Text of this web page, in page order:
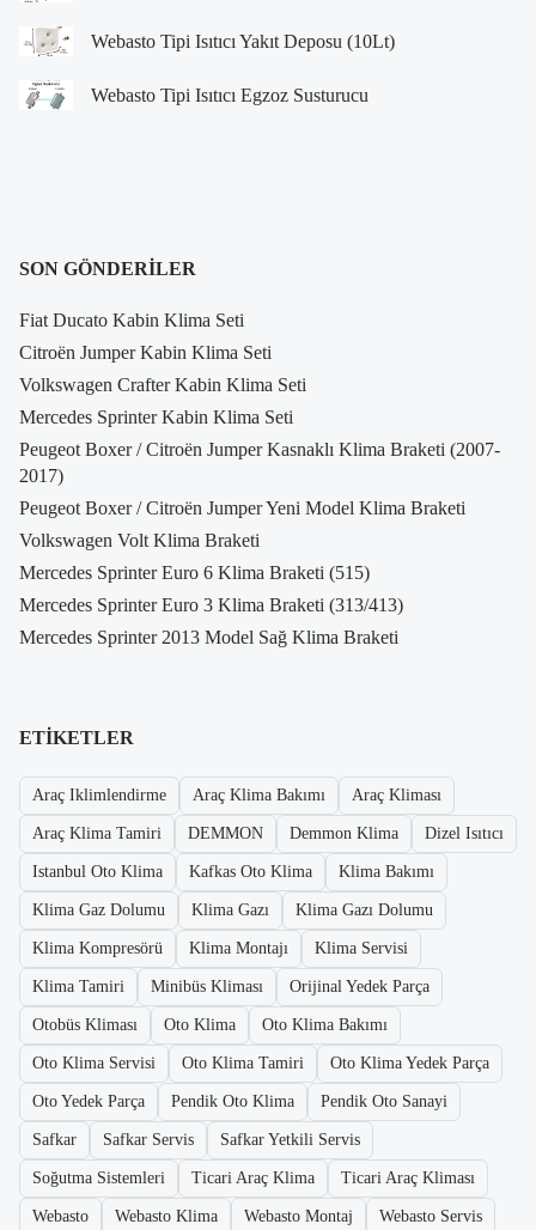
Webasto Tipi Isıtıcı Yakıt Deposu (10Lt)
Webasto Tipi Isıtıcı Egzoz Susturucu
SON GÖNDERILER
Fiat Ducato Kabin Klima Seti
Citroën Jumper Kabin Klima Seti
Volkswagen Crafter Kabin Klima Seti
Mercedes Sprinter Kabin Klima Seti
Peugeot Boxer / Citroën Jumper Kasnaklı Klima Braketi (2007-
2017)
Peugeot Boxer / Citroën Jumper Yeni Model Klima Braketi
Volkswagen Volt Klima Braketi
Mercedes Sprinter Euro 6 Klima Braketi (515)
Mercedes Sprinter Euro 3 Klima Braketi (313/413)
Mercedes Sprinter 2013 Model Sağ Klima Braketi
ETIKETLER
Araç Iklimlendirme Araç Klima Bakımı Araç Kliması
Araç Klima Tamiri DEMMON Demmon Klima Dizel Isıtıcı
Istanbul Oto Klima Kafkas Oto Klima Klima Bakımı
Klima Gaz Dolumu Klima Gazı Klima Gazı Dolumu
Klima Kompresörü Klima Montajı Klima Servisi
Klima Tamiri Minibüs Kliması Orijinal Yedek Parça
Otobüs Kliması Oto Klima Oto Klima Bakımı
Oto Klima Servisi Oto Klima Tamiri Oto Klima Yedek Parça
Oto Yedek Parça Pendik Oto Klima Pendik Oto Sanayi
Safkar Safkar Servis Safkar Yetkili Servis
Soğutma Sistemleri Ticari Araç Klima Ticari Araç Kliması
Webasto Webasto Klima Webasto Montaj Webasto Servis